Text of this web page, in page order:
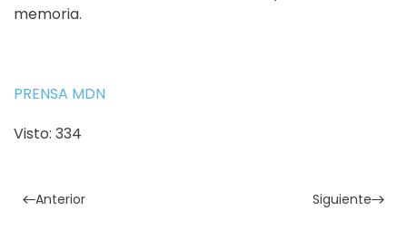
memoria.
PRENSA MDN
Visto: 334
Anterior Siguiente